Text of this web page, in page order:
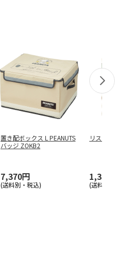
置き配ボックス L PEANUTS
バッジ ZOKB2
7,370円
(送料別・税込)
リスモモ ア
1,370円
(送料別・税